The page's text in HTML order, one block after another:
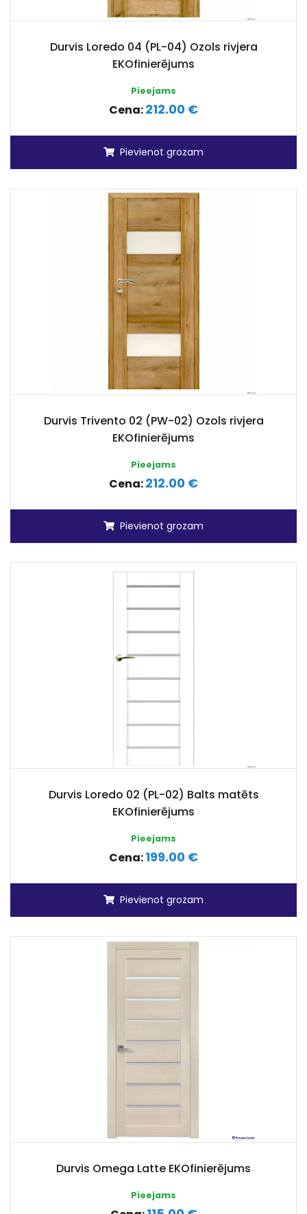
Durvis Loredo 04 (PL-04) Ozols rivjera
EKOfinierējums
Pieejams
Cena:212.00 €
Pievienot grozam
Durvis Trivento 02 (PW-02) Ozols rivjera
EKOfinierējums
Pieejams
Cena:212.00 €
Pievienot grozam
Durvis Loredo 02 (PL-02) Balts matēts
EKOfinierējums
Pieejams
Cena:199.00 €
Pievienot grozam
Durvis Omega Latte EKOfinierējums
Pieejams